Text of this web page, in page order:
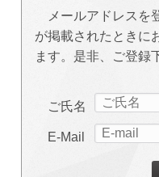
メールアドレスを
が掲載されたときに
ます。是非、ご登録
ご氏名
E-Mail